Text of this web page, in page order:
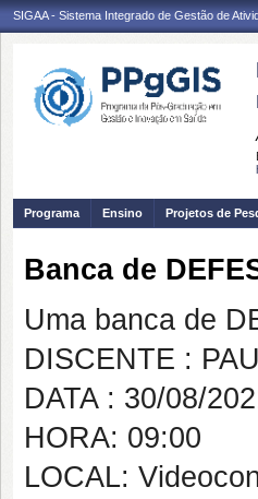
SIGAA - Sistema Integrado de Gestão de
Programa Ensino Projetos de
Banca de
Uma banca de
DISCENTE :
DATA : 30/08/
HORA: 09:00
LOCAL: